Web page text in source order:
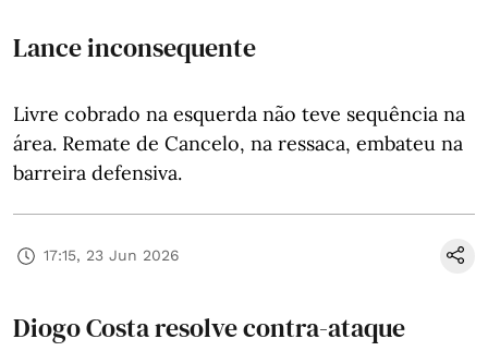
Lance inconsequente
Livre cobrado na esquerda não teve sequência na
área. Remate de Cancelo, na ressaca, embateu na
barreira defensiva.
17:15, 23 Jun 2026
Diogo Costa resolve contra-ataque